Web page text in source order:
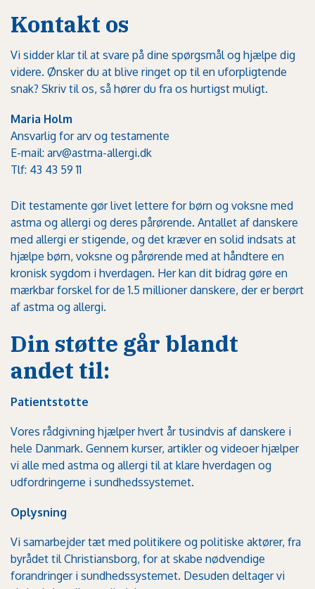
Kontakt os
Vi sidder klar til at svare på dine spørgsmål og hjælpe dig
videre. Ønsker du at blive ringet op til en uforpligtende
snak? Skriv til os, så hører du fra os hurtigst muligt.
Maria Holm
Ansvarlig for arv og testamente
E-mail: arv@astma-allergi.dk
Tlf: 43 43 59 11
Dit testamente gør livet lettere for børn og voksne med
astma og allergi og deres pårørende. Antallet af danskere
med allergi er stigende, og det kræver en solid indsats at
hjælpe børn, voksne og pårørende med at håndtere en
kronisk sygdom i hverdagen. Her kan dit bidrag gøre en
mærkbar forskel for de 1.5 millioner danskere, der er berørt
af astma og allergi.
Din støtte går blandt
andet til:
Patientstøtte
Vores rådgivning hjælper hvert år tusindvis af danskere i
hele Danmark. Gennem kurser, artikler og videoer hjælper
vi alle med astma og allergi til at klare hverdagen og
udfordringerne i sundhedssystemet.
Oplysning
Vi samarbejder tæt med politikere og politiske aktører, fra
byrådet til Christiansborg, for at skabe nødvendige
forandringer i sundhedssystemet. Desuden deltager vi